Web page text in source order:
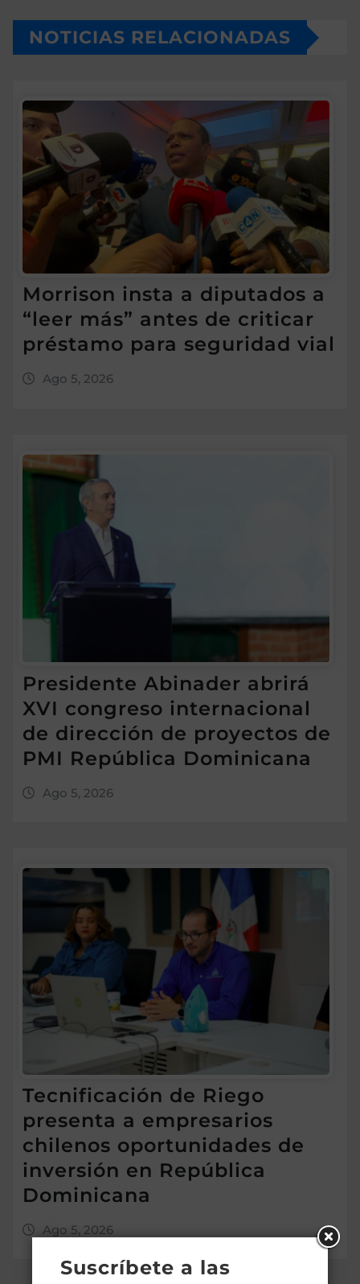
NOTICIAS RELACIONADAS
Morrison insta a diputados a
“leer más” antes de criticar
préstamo para seguridad vial
Ago 5, 2026
Presidente Abinader abrirá
XVI congreso internacional
de dirección de proyectos de
PMI República Dominicana
Ago 5, 2026
Tecnificación de Riego
presenta a empresarios
chilenos oportunidades de
inversión en República
Dominicana
Ago 5, 2026
Suscríbete a las